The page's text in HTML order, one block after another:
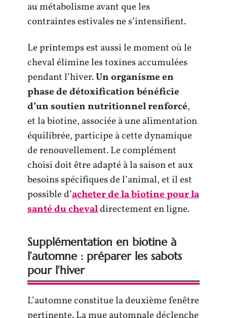
au métabolisme avant que les
contraintes estivales ne s’intensifient.
Le printemps est aussi le moment où le
cheval élimine les toxines accumulées
pendant l’hiver.Un organisme en
phase de détoxification bénéficie
d’un soutien nutritionnel renforcé,
et la biotine, associée à une alimentation
équilibrée, participe à cette dynamique
de renouvellement. Le complément
choisi doit être adapté à la saison et aux
besoins spécifiques de l’animal, et il est
possible d’acheter de la biotine pour la
santé du chevaldirectement en ligne.
Supplémentation en biotine à
l’automne : préparer les sabots
pour l’hiver
L’automne constitue la deuxième fenêtre
pertinente. La mue automnale déclenche